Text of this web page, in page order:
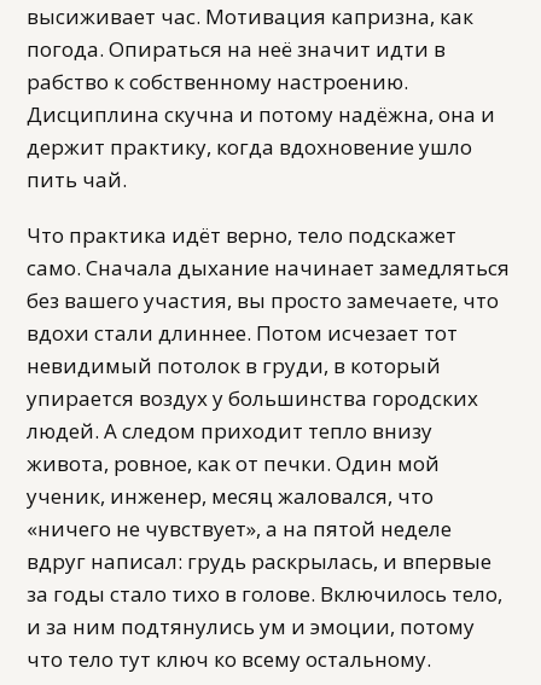
высиживает час. Мотивация капризна, как
погода. Опираться на неё значит идти в
рабство к собственному настроению.
Дисциплина скучна и потому надёжна, она и
держит практику, когда вдохновение ушло
пить чай.
Что практика идёт верно, тело подскажет
само. Сначала дыхание начинает замедляться
без вашего участия, вы просто замечаете, что
вдохи стали длиннее. Потом исчезает тот
невидимый потолок в груди, в который
упирается воздух у большинства городских
людей. А следом приходит тепло внизу
живота, ровное, как от печки. Один мой
ученик, инженер, месяц жаловался, что
«ничего не чувствует», а на пятой неделе
вдруг написал: грудь раскрылась, и впервые
за годы стало тихо в голове. Включилось тело,
и за ним подтянулись ум и эмоции, потому
что тело тут ключ ко всему остальному.